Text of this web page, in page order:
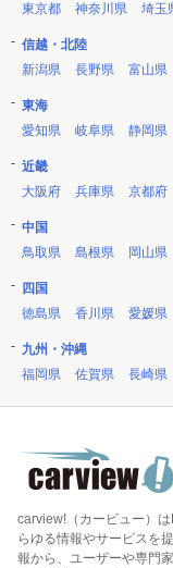
東京都
神奈川県 埼玉
信越・北陸
新潟県
長野県 富山県
東海
愛知県
岐阜県 静岡県
近畿
大阪府
兵庫県 京都府
中国
鳥取県
島根県 岡山県
四国
徳島県
香川県 愛媛県
九州・沖縄
福岡県
佐賀県 長崎県
carview!（カービュー）
らゆる情報やサービスを
報から、ユーザーや専門